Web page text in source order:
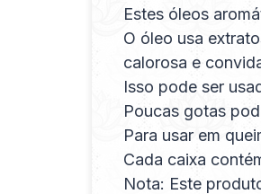
Estes óleos
O óleo usa
calorosa e
Isso pode ser
Poucas gotas
Para usar em
Cada caixa
Nota: Este